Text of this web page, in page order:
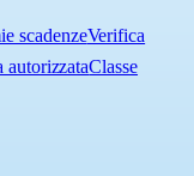
scadenzeVerifica
autorizzataClasse